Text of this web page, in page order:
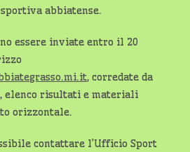
abbiatense.
essere inviate entro il 20
, corredate da
elenco risultati e materiali
orizzontale.
contattare l’Ufficio Sport